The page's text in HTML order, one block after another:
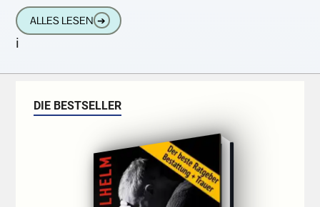
verstehe noch gutheißen kann. Eine ganz
ALLES LESEN ➔
i
DIE BESTSELLER